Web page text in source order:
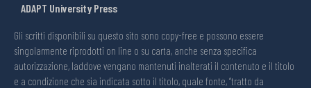
ADAPT University Press
Gli scritti disponibili su questo sito sono copy-free e possono essere
singolarmente riprodotti on line o su carta, anche senza specifica
autorizzazione, laddove vengano mantenuti inalterati il contenuto e il titolo
e a condizione che sia indicata sotto il titolo, quale fonte, “tratto da